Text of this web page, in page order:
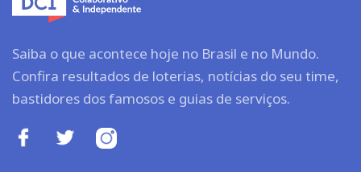
Saiba o que acontece hoje no Brasil e no Mundo.
Confira resultados de loterias, notícias do seu time,
bastidores dos famosos e guias de serviços.